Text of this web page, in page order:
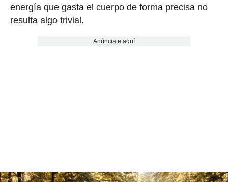
energía que gasta el cuerpo de forma precisa no
resulta algo trivial.
Anúnciate aquí